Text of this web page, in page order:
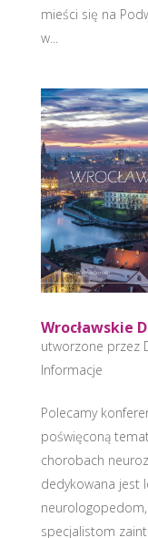
mieści się na
w...
Wrocławskie
utworzone przez
Informacje
Polecamy
poświęconą
chorobach
dedykowana jest
specjalistom